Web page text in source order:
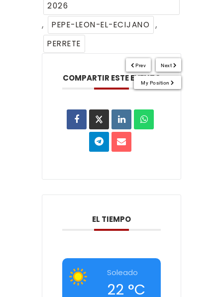
2026
, PEPE-LEON-EL-ECIJANO ,
PERRETE
COMPARTIR ESTE EVENTO
EL TIEMPO
Soleado
22 °C
Next
Prev
My Position